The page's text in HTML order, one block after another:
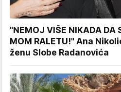
"NEMOJ VIŠE NIKADA DA
MOM RALETU!" Ana
ženu Slobe Radanovića